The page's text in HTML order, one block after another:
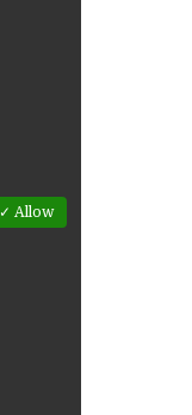
✓ Allow